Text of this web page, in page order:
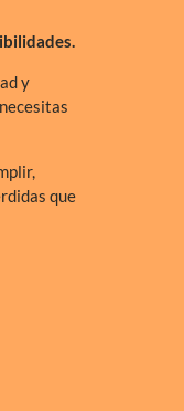
y
que